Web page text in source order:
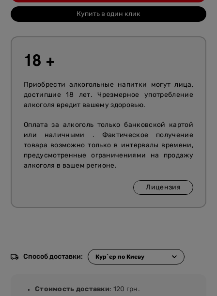
Купить в один клик
18 +
Приобрести алкогольные напитки могут лица,
достигшие 18 лет. Чрезмерное употребление
алкоголя вредит вашему здоровью.
Оплата за алкоголь только банковской картой
или наличными . Фактическое получение
товара возможно только в интервалы времени,
предусмотренные ограничениями на продажу
алкоголя в вашем регионе.
Лицензия
Способ доставки:
Стоимость доставки: 120 грн.